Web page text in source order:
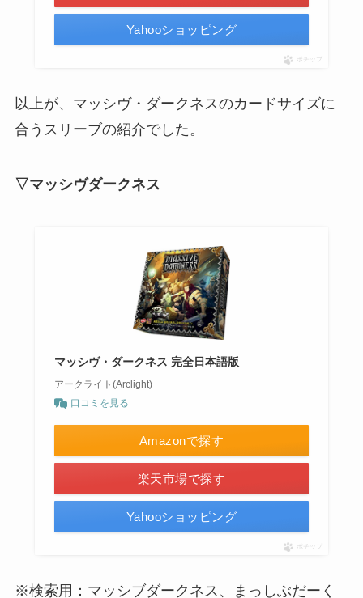
Yahooショッピング
ポチップ
以上が、マッシヴ・ダークネスのカードサイズに
合うスリーブの紹介でした。
▽マッシヴダークネス
マッシヴ・ダークネス 完全日本語版
アークライト(Arclight)
口コミを見る
Amazonで探す
楽天市場で探す
Yahooショッピング
ポチップ
※検索用：マッシブダークネス、まっしぶだーく